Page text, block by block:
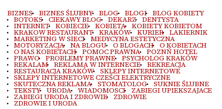
BIZNES BIZNES ŚLUBNY BLOG BLOGI BLOG KOBIETY
BOTOKS CIEKAWY BLOG DEKARZ DENTYSTA
INTERNET KOBIECIE KOBIETA KOBIETY KOBIETOM
KRAKOW RESTAURANT KRAKÓW KURIER LAKIERNIK
MARKETING W SIECI MEDYCYNA ESTETYCZNA
MOTORYZACJA NA BLOGU O BLOGACH O KOBIETACH
O NAS KOBIETACH POMOC PRAWNA POZNŃ HOTEL
PRAWO PROBLEMY PRAWNE PSYCHOLOG KRAKÓW
REKALAM REKLAMA W INTERNECIE REKREACJA
RESTAURACJA KRAKÓW SKLEPY INTERNETOWE
SKLEPY INTERNETOWE CZEŚCI ELEKTRYCZNE
SKUTECZNA REKLAMA STOMATOLOG SUKNIE ŚLUBNE
TEKSTY URODA WIADOMOSCI ZABIEGI UPIEKSZAJACE
ZABIEGI URODA I ZDROWIE ZDROWIE
ZDROWIE I URODA